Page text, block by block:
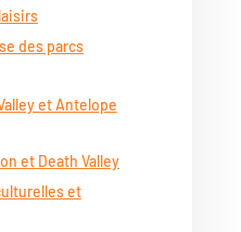
des parcs
et Antelope
et Death Valley
et